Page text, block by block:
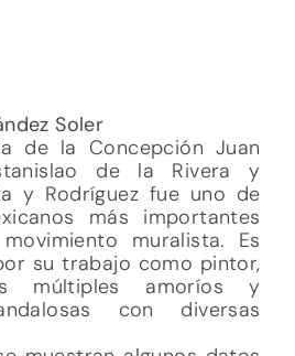
Soler
de la Concepción Juan
de la Rivera y
y Rodríguez fue uno de
más importantes
muralista. Es
su trabajo como pintor,
múltiples amoríos y
con diversas